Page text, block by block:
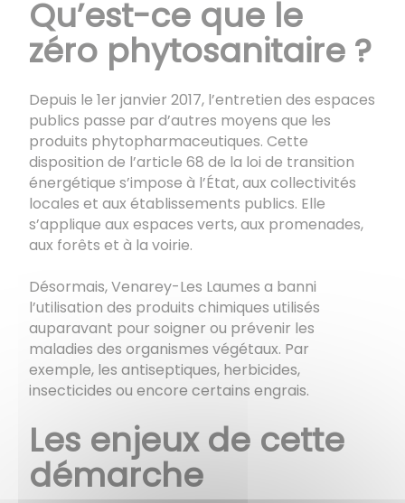
Qu’est-ce que le
zéro phytosanitaire ?
Depuis le 1er janvier 2017, l’entretien des espaces
publics passe par d’autres moyens que les
produits phytopharmaceutiques. Cette
disposition de l’article 68 de la loi de transition
énergétique s’impose à l’État, aux collectivités
locales et aux établissements publics. Elle
s’applique aux espaces verts, aux promenades,
aux forêts et à la voirie.
Désormais, Venarey-Les Laumes a banni
l’utilisation des produits chimiques utilisés
auparavant pour soigner ou prévenir les
maladies des organismes végétaux. Par
exemple, les antiseptiques, herbicides,
insecticides ou encore certains engrais.
Les enjeux de cette
démarche